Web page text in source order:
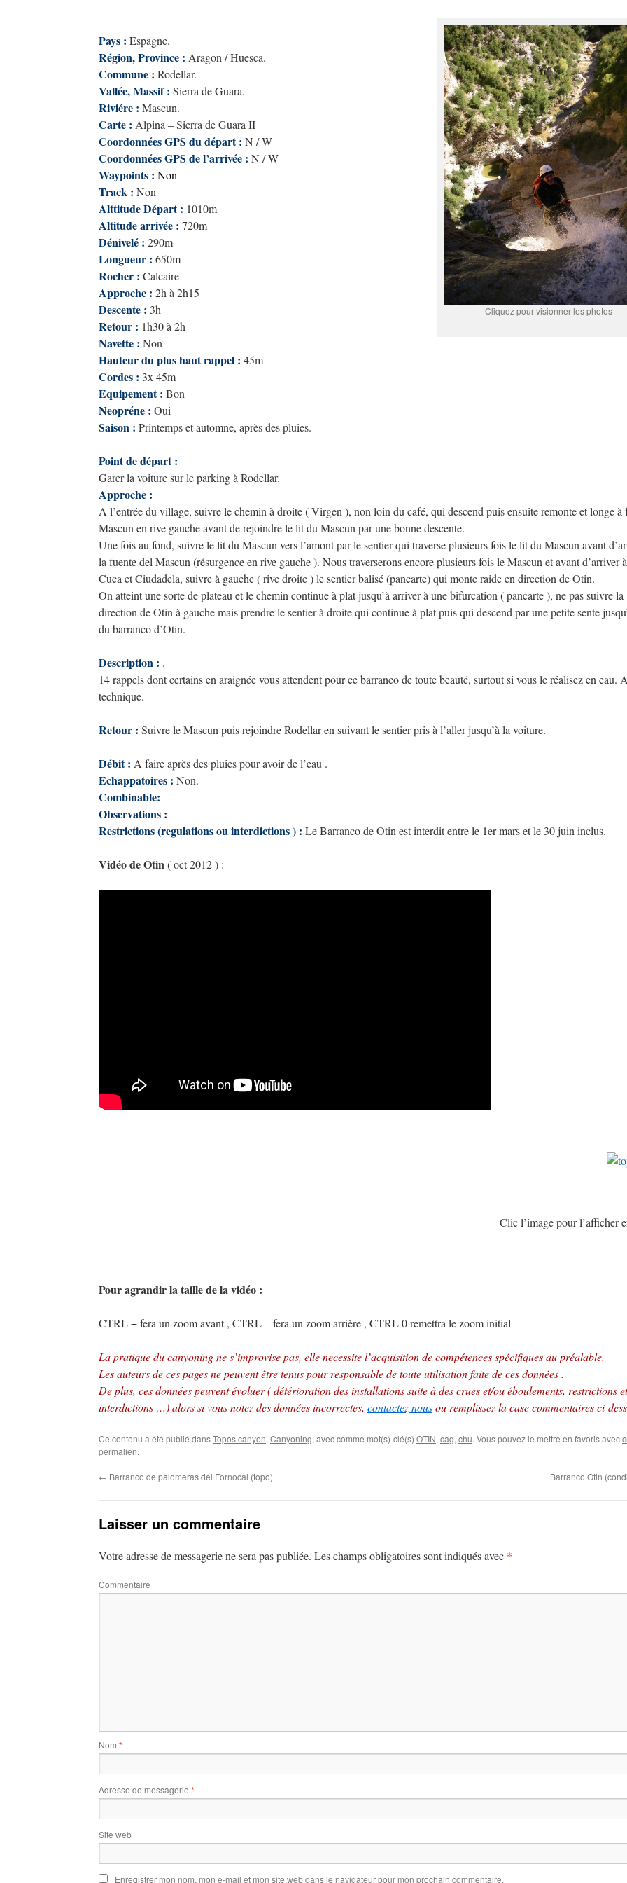
Cliquez pour visionner les photos
Pays : Espagne.
Région, Province : Aragon / Huesca.
Commune : Rodellar.
Vallée, Massif : Sierra de Guara.
Riviére : Mascun.
Carte : Alpina – Sierra de Guara II
Coordonnées GPS du départ : N / W
Coordonnées GPS de l’arrivée : N / W
Waypoints : Non
Track : Non
Alttitude Départ : 1010m
Altitude arrivée : 720m
Dénivelé : 290m
Longueur : 650m
Rocher : Calcaire
Approche : 2h à 2h15
Descente : 3h
Retour : 1h30 à 2h
Navette : Non
Hauteur du plus haut rappel : 45m
Cordes : 3x 45m
Equipement : Bon
Neopréne : Oui
Saison : Printemps et automne, après des pluies.
Point de départ :
Garer la voiture sur le parking à Rodellar.
Approche :
A l’entrée du village, suivre le chemin à droite ( Virgen ), non loin du café, qui descend puis ensuite remonte et longe à
Mascun en rive gauche avant de rejoindre le lit du Mascun par une bonne descente.
Une fois au fond, suivre le lit du Mascun vers l’amont par le sentier qui traverse plusieurs fois le lit du Mascun avant
la fuente del Mascun (résurgence en rive gauche ). Nous traverserons encore plusieurs fois le Mascun et avant d’arriver
Cuca et Ciudadela, suivre à gauche ( rive droite ) le sentier balisé (pancarte) qui monte raide en direction de Otin.
On atteint une sorte de plateau et le chemin continue à plat jusqu’à arriver à une bifurcation ( pancarte ), ne pas suivre la
direction de Otin à gauche mais prendre le sentier à droite qui continue à plat puis qui descend par une petite sente
du barranco d’Otin.
Description : .
14 rappels dont certains en araignée vous attendent pour ce barranco de toute beauté, surtout si vous le réalisez en eau.
technique.
Retour : Suivre le Mascun puis rejoindre Rodellar en suivant le sentier pris à l’aller jusqu’à la voiture.
Débit : A faire après des pluies pour avoir de l’eau .
Echappatoires : Non.
Combinable:
Observations :
Restrictions (regulations ou interdictions ) : Le Barranco de Otin est interdit entre le 1er mars et le 30 juin inclus.
Vidéo de Otin( oct 2012 ) :
Clic l’image pour l’afficher
Pour agrandir la taille de la vidéo :
CTRL + fera un zoom avant , CTRL – fera un zoom arrière , CTRL 0 remettra le zoom initial
La pratique du canyoning ne s’improvise pas, elle necessite l’acquisition de compétences spécifiques au préalable.
Les auteurs de ces pages ne peuvent être tenus pour responsable de toute utilisation faite de ces données .
De plus, ces données peuvent évoluer ( détérioration des installations suite à des crues et/ou éboulements, restrictions
interdictions …) alors si vous notez des données incorrectes, contactez nousou remplissez la case commentaires ci-
Ce contenu a été publié dansTopos canyon, Canyoning, avec comme mot(s)-clé(s) OTIN, cag, chu. Vous pouvez le mettre en favoris avec
permalien.
← Barranco de palomeras del Fornocal (topo) Barranco Otin
Laisser un commentaire
Votre adresse de messagerie ne sera pas publiée. Les champs obligatoires sont indiqués avec *
Commentaire
Nom *
Adresse de messagerie *
Site web
Enregistrer mon nom, mon e-mail et mon site web dans le navigateur pour mon prochain commentaire.